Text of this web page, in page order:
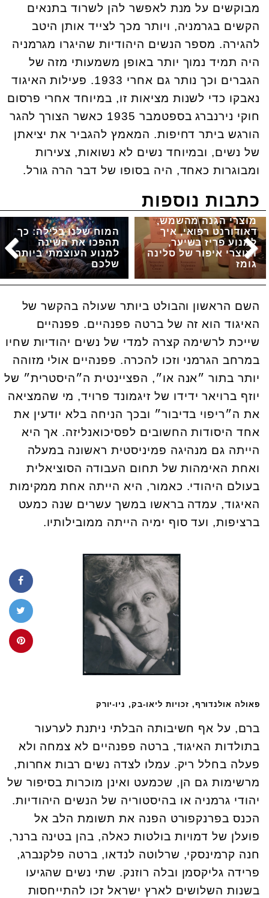
מבוקשים על מנת לאפשר להן לשרוד בתנאים
הקשים בגרמניה, ויותר מכך לצייד אותן היטב
להגירה. מספר הנשים היהודיות שהיגרו מגרמניה
היה תמיד נמוך יותר באופן משמעותי מזה של
הגברים וכך נותר גם אחרי 1933. פעילות האיגוד
נאבקו כדי לשנות מציאות זו, במיוחד אחרי פרסום
חוקי נירנברג בספטמבר 1935 כאשר הצורך להגר
הורגש ביתר דחיפות. המאמץ להגביר את יציאתן
של נשים, ובמיוחד נשים לא נשואות, צעירות
ומבוגרות כאחד, היה בסופו של דבר הרה גורל.
כתבות נוספות
המוח שלנו בלילה: כך
תהפכו את השינה
למנוע העוצמתי ביותר
שלכם
מוצרי הגנה מהשמש,
דאודורנט רפואי, איך
למנוע פריז בשיער,
ומוצרי איפור של סלינה
גומז
השם הראשון והבולט ביותר שעולה בהקשר של
האיגוד הוא זה של ברטה פפנהיים. פפנהיים
שייכת לרשימה קצרה למדי של נשים יהודיות שחיו
במרחב הגרמני וזכו להכרה. פפנהיים אולי מזוהה
יותר בתור ״אנה או״, הפציינטית ה״היסטרית״ של
יוזף ברויאר ידידו של זיגמונד פרויד, מי שהמציאה
את ה״ריפוי בדיבור״ ובכך הניחה בלא יודעין את
אחד היסודות החשובים לפסיכואנליזה. אך היא
הייתה גם מנהיגה פמיניסטית ראשונה במעלה
ואחת האימהות של תחום העבודה הסוציאלית
בעולם היהודי. כאמור, היא הייתה אחת ממקימות
האיגוד, עמדה בראשו במשך עשרים שנה כמעט
ברציפות, ועד סוף ימיה הייתה ממובילותיו.
פאולה אולנדורף, זכויות ליאו-בק, ניו-יורק
ברם, על אף חשיבותה הבלתי ניתנת לערעור
בתולדות האיגוד, ברטה פפנהיים לא צמחה ולא
פעלה בחלל ריק. עמלו לצדה נשים רבות אחרות,
מרשימות גם הן, שכמעט ואינן מוכרות בסיפור של
יהודי גרמניה או בהיסטוריה של הנשים היהודיות.
הכנס בפרנקפורט הפנה את תשומת הלב אל
פועלן של דמויות בולטות כאלה, בהן בטינה ברנר,
חנה קרמינסקי, שרלוטה לנדאו, ברטה פלקנברג,
פרידה גליקסמן ובלה רוזנק. שתי נשים שהגיעו
בשנות השלושים לארץ ישראל זכו להתייחסות